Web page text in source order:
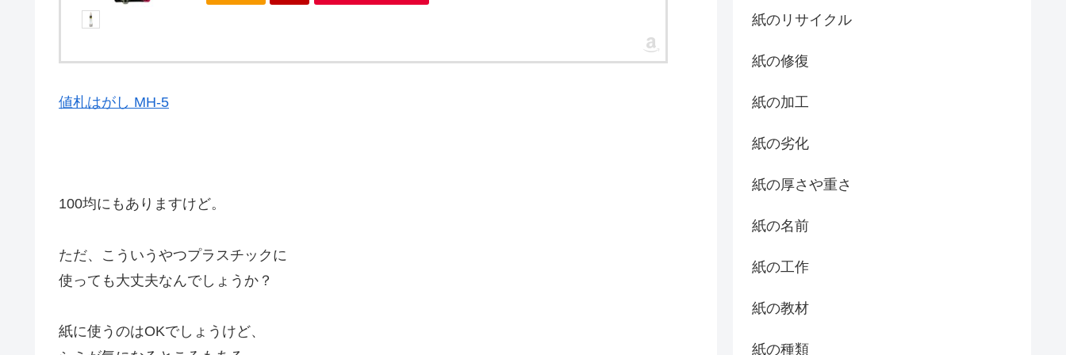
値札はがし MH-5
100均にもありますけど。
ただ、こういうやつプラスチックに
使っても大丈夫なんでしょうか？
紙に使うのはOKでしょうけど、
紙のリサイクル
紙の修復
紙の加工
紙の劣化
紙の厚さや重さ
紙の名前
紙の工作
紙の教材
紙の種類